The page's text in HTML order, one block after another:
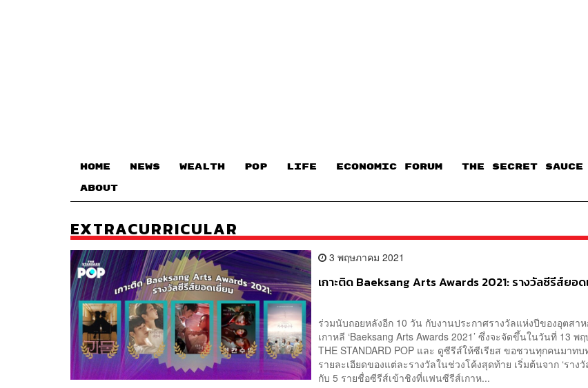
HOME NEWS WEALTH POP LIFE ECONOMIC FORUM THE SECRET SAUCE​
ABOUT
EXTRACURRICULAR
3 พฤษภาคม 2021
เกาะติด Baeksang Arts Awards 2021: รางวัลซีรีส์ยอ
ร่วมนับถอยหลังอีก 10 วัน กับงานประกาศรางวัลแห่งปีของอุตสา
เกาหลี ‘Baeksang Arts Awards 2021’ ซึ่งจะจัดขึ้นในวันที่ 13 พ
THE STANDARD POP และ ดูซีรีส์ให้ซีเรียส ขอชวนทุกคนมาทบ
รายละเอียดของแต่ละรางวัลในช่วงโค้งสุดท้าย เริ่มต้นจาก ‘รางวั
กับ 5 รายชื่อซีรีส์เข้าชิงที่แฟนซีรีส์เกาห...